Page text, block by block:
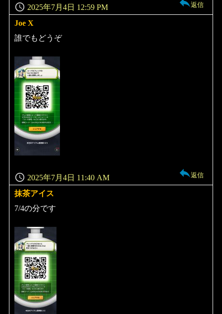
2025年7月4日 12:59 PM 返信
Joe X
よ
り:
2025年7月4日 11:40 AM
誰でもどうぞ
返信
抹茶アイス
よ
り:
7/4の分です